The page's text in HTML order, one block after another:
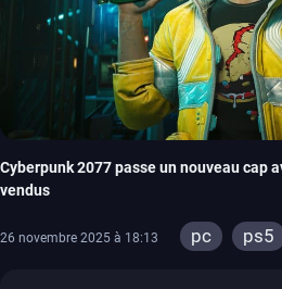
Cyberpunk 2077 passe un nouveau cap
vendus
26 novembre 2025 à 18:13 pc ps5